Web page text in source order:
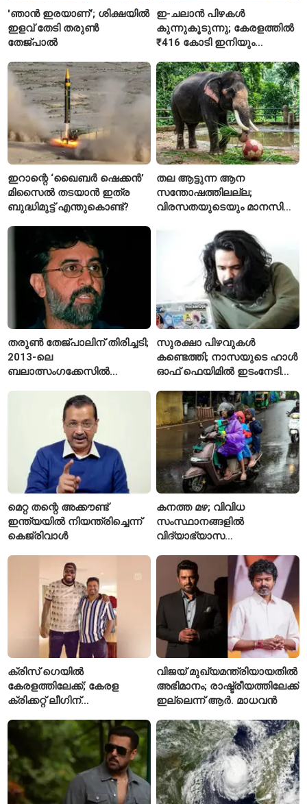
'ഞാൻ ഇരയാണ്'; ശിക്ഷയിൽ
ഇളവ് തേടി തരുണ്‍
തേജ്പാൽ
ഇ-ചലാൻ പിഴകൾ
കുന്നുകൂടുന്നു; കേരളത്തിൽ
₹416 കോടി ഇനിയും
ഇറാന്റെ ‘ഖൈബർ ഷെക്കൻ’
മിസൈൽ തടയാൻ ഇത്ര
ബുദ്ധിമുട്ട് എന്തുകൊണ്ട്?
തല ആട്ടുന്ന ആന
സന്തോഷത്തിലല്ല;
വിരസതയുടെയും മാനസിക
ലക്ഷണമെന്ന് വിദഗ്ധർ
തരുൺ തേജ്പാലിന് തിരിച്ചടി;
2013-ലെ
ബലാത്സംഗക്കേസിൽ
ഹൈക്കോടതി
സുരക്ഷാ പിഴവുകൾ
കണ്ടെത്തി; നാസയുടെ ഹാൾ
ഓഫ് ഫെയിമിൽ ഇടംനേടി
മെറ്റ തന്റെ അക്കൗണ്ട്
ഇന്ത്യയിൽ നിയന്ത്രിച്ചെന്ന്
കെജ്‌രിവാൾ
കനത്ത മഴ; വിവിധ
സംസ്ഥാനങ്ങളിൽ
വിദ്യാഭ്യാസ
പ്രഖ്യാപിച്ചു
ക്രിസ് ഗെയിൽ
കേരളത്തിലേക്ക്; കേരള
ക്രിക്കറ്റ് ലീഗിന്
താരങ്ങൾക്ക് പരിശീലനം
നൽകും
വിജയ് മുഖ്യമന്ത്രിയായതിൽ
അഭിമാനം; രാഷ്ട്രീയത്തിലേക്ക്
ഇല്ലെന്ന് ആർ. മാധവൻ